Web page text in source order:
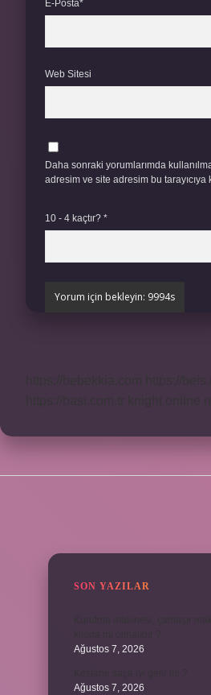
E-Posta*
Web Sitesi
Daha sonraki yorumlarımda
adresim ve site adresim bu
10 - 4 kaçtır? *
SON YAZILAR
Ağustos 7, 2026
Ağustos 7, 2026